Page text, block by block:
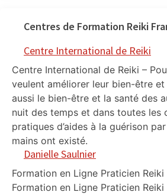
Centres de Formation Reiki
Centre International de Reiki
Centre International de Reiki –
veulent améliorer leur bien-être
aussi le bien-être et la santé des
nuit des temps et dans toutes les
pratiques d’aides à la guérison
mains ont existé.
Danielle Saulnier
Formation en Ligne Praticien
Formation en Ligne Praticien